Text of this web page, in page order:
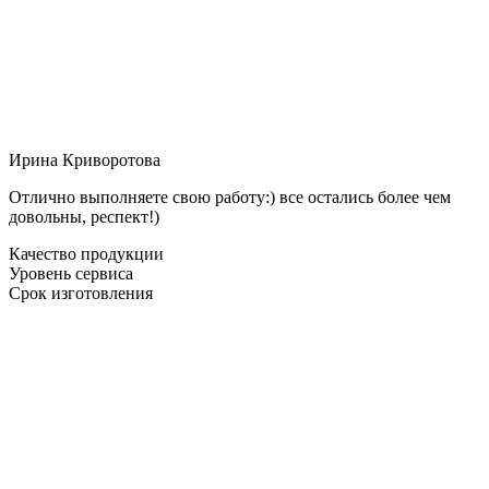
Ирина Криворотова
Отлично выполняете свою работу:) все остались более чем
довольны, респект!)
Качество продукции
Уровень сервиса
Срок изготовления